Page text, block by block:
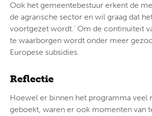
Ook het gemeentebestuur erkent de
de agrarische sector en wil graag dat
voortgezet wordt.’ Om de continuïteit
te waarborgen wordt onder meer
Europese subsidies.
Reflectie
Hoewel er binnen het programma veel
geboekt, waren er ook momenten van